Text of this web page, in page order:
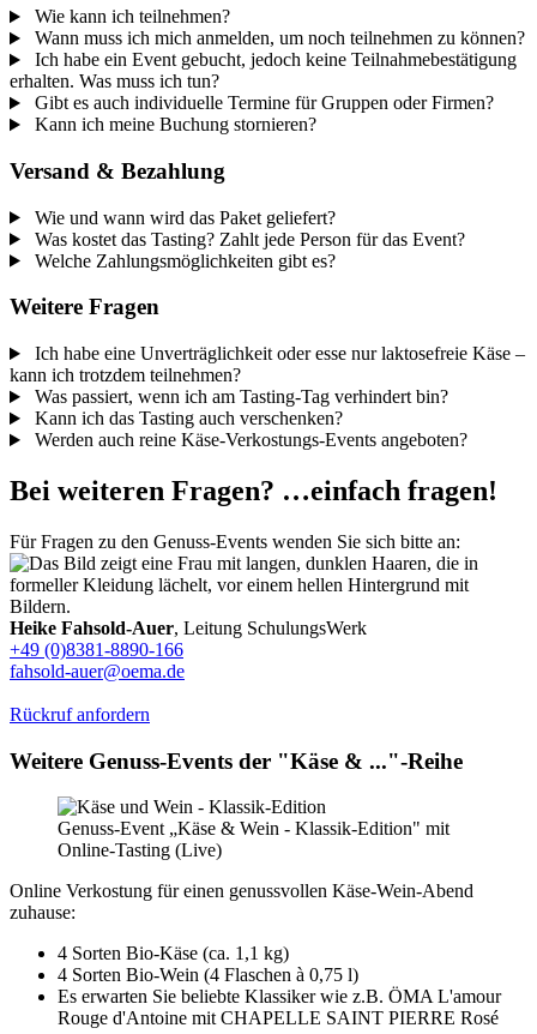
Wie kann ich teilnehmen?
Wann muss ich mich anmelden, um noch teilnehmen zu können?
Ich habe ein Event gebucht, jedoch keine Teilnahmebestätigung
erhalten. Was muss ich tun?
Gibt es auch individuelle Termine für Gruppen oder Firmen?
Kann ich meine Buchung stornieren?
Versand & Bezahlung
Wie und wann wird das Paket geliefert?
Was kostet das Tasting? Zahlt jede Person für das Event?
Welche Zahlungsmöglichkeiten gibt es?
Weitere Fragen
Ich habe eine Unverträglichkeit oder esse nur laktosefreie Käse –
kann ich trotzdem teilnehmen?
Was passiert, wenn ich am Tasting-Tag verhindert bin?
Kann ich das Tasting auch verschenken?
Werden auch reine Käse-Verkostungs-Events angeboten?
Bei weiteren Fragen? …einfach fragen!
Für Fragen zu den Genuss-Events wenden Sie sich bitte an:
Heike Fahsold-Auer, Leitung SchulungsWerk
+49 (0)8381-8890-166
fahsold-auer@oema.de
Rückruf anfordern
Weitere Genuss-Events der "Käse & ..."-Reihe
Genuss-Event „Käse & Wein - Klassik-Edition" mit
Online-Tasting (Live)
Online Verkostung für einen genussvollen Käse-Wein-Abend
zuhause:
4 Sorten Bio-Käse (ca. 1,1 kg)
4 Sorten Bio-Wein (4 Flaschen à 0,75 l)
Es erwarten Sie beliebte Klassiker wie z.B. ÖMA L'amour
Rouge d'Antoine mit CHAPELLE SAINT PIERRE Rosé